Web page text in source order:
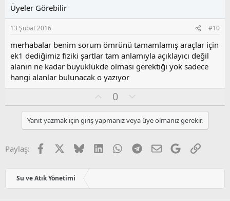
s
u
z
o
y
l
a
Üyeler Görebilir
13 Şubat 2016 #10
merhabalar benim sorum ömrünü tamamlamış araçlar için
ek1 dediğimiz fiziki şartlar tam anlamıyla açıklayıcı değil
alanın ne kadar büyüklükde olması gerektiği yok sadece
hangi alanlar bulunacak o yazıyor
y
l
a
0
l
u
m
u
z
o
l
Yanıt yazmak için giriş yapmanız veya üye olmanız gerekir.
Paylaş: Facebook BlueskyLinkedInWhatsApp
Telegram
E-postaGoogleLink
Su ve Atık Yönetimi